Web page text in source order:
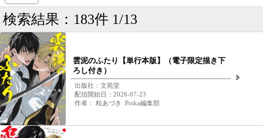
検索結果：183件 1/13
雲泥のふたり【単行本版】（電子限定描き下
ろし付き）
出版社：文苑堂
配信開始日：2026-07-23
作者： 粒あづき .Poika編集部